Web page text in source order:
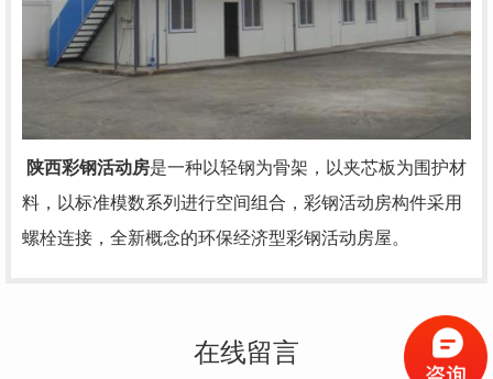
陕西彩钢活动房是一种以轻钢为骨架，以夹芯板为围护材
料，以标准模数系列进行空间组合，彩钢活动房构件采用
螺栓连接，全新概念的环保经济型彩钢活动房屋。
在线留言